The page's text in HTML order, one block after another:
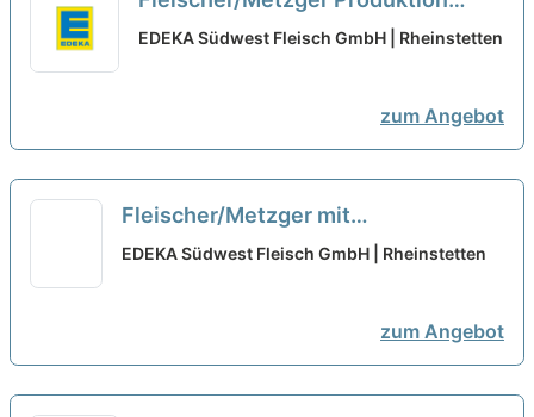
(m/w/d) Tagschicht/Frühschicht
EDEKA Südwest Fleisch GmbH | Rheinstetten
zum Angebot
Fleischer/Metzger mit
Führungsaufgaben (m/w/d) flexibler
EDEKA Südwest Fleisch GmbH | Rheinstetten
zum Angebot